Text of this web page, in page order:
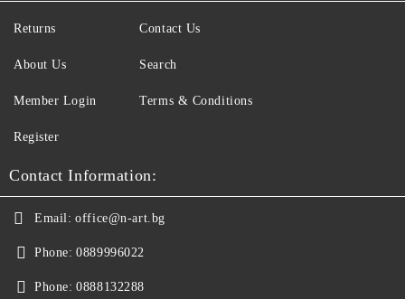
Returns
About Us
Member Login
Register
Contact Us
Search
Terms & Conditions
Contact Information:
Email: office@n-art.bg
Phone: 0889996022
Phone: 0888132288